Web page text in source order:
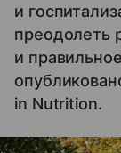
и
преодолеть
и
in Nutrition.